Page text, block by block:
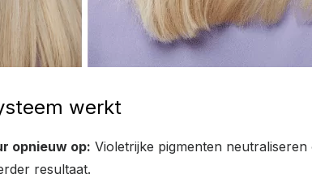
werkt
opnieuw op: Violetrijke pigmenten
resultaat.